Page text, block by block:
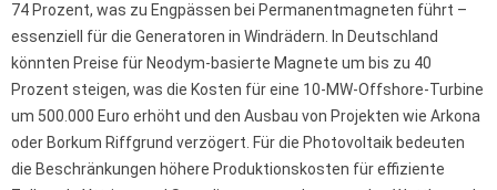
74 Prozent, was zu Engpässen bei Permanentmagneten führt –
essenziell für die Generatoren in Windrädern. In Deutschland
könnten Preise für Neodym-basierte Magnete um bis zu 40
Prozent steigen, was die Kosten für eine 10-MW-Offshore-Turbine
um 500.000 Euro erhöht und den Ausbau von Projekten wie Arkona
oder Borkum Riffgrund verzögert. Für die Photovoltaik bedeuten
die Beschränkungen höhere Produktionskosten für effiziente